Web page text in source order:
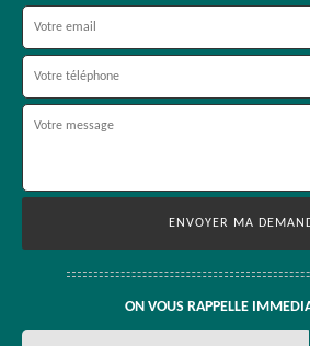
ON VOUS RAPPELLE